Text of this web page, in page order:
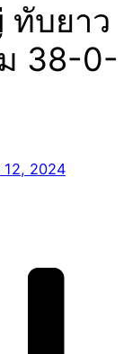
บยาว
38-0-
12, 2024